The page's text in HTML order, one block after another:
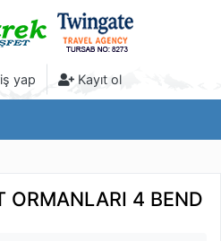
yap Kayıt ol
ORMANLARI 4 BEND